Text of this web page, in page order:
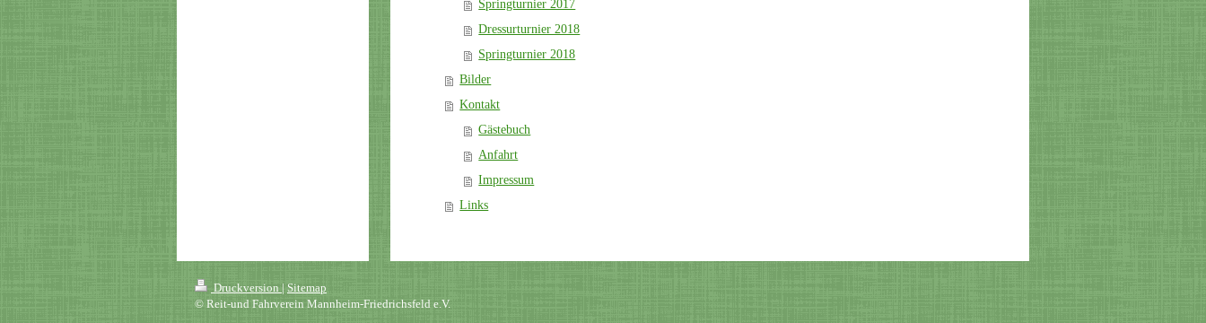
Springturnier 2017
Dressurturnier 2018
Springturnier 2018
Bilder
Kontakt
Gästebuch
Anfahrt
Impressum
Links
Druckversion | Sitemap
© Reit-und Fahrverein Mannheim-Friedrichsfeld e.V.